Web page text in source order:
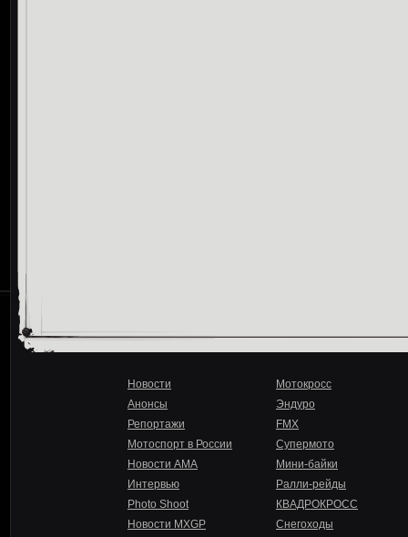
Новости
Анонсы
Репортажи
Мотоспорт в России
Новости AMA
Интервью
Photo Shoot
Новости MXGP
Мотокросс
Эндуро
FMX
Супермото
Мини-байки
Ралли-рейды
КВАДРОКРОСС
Снегоходы